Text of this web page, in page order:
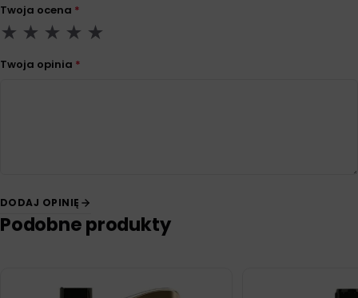
Twoja ocena *
Twoja opinia *
DODAJ OPINIĘ
Podobne produkty